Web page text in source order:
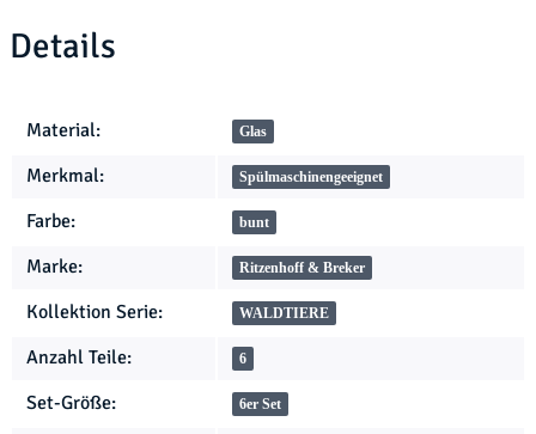
Details
Produkteigenschaft
Wert
Material: Glas
Merkmal: Spülmaschinengeeignet
Farbe: bunt
Marke: Ritzenhoff & Breker
Kollektion Serie: WALDTIERE
Anzahl Teile: 6
Set-Größe: 6er Set